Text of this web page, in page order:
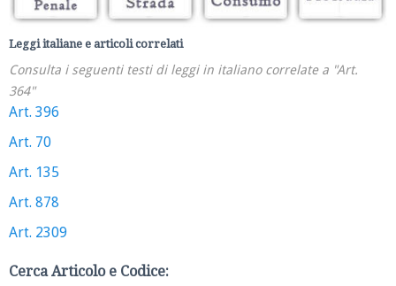
Leggi italiane e articoli correlati
Consulta i seguenti testi di leggi in italiano correlate a "Art.
364"
Art. 396
Art. 70
Art. 135
Art. 878
Art. 2309
Cerca Articolo e Codice: